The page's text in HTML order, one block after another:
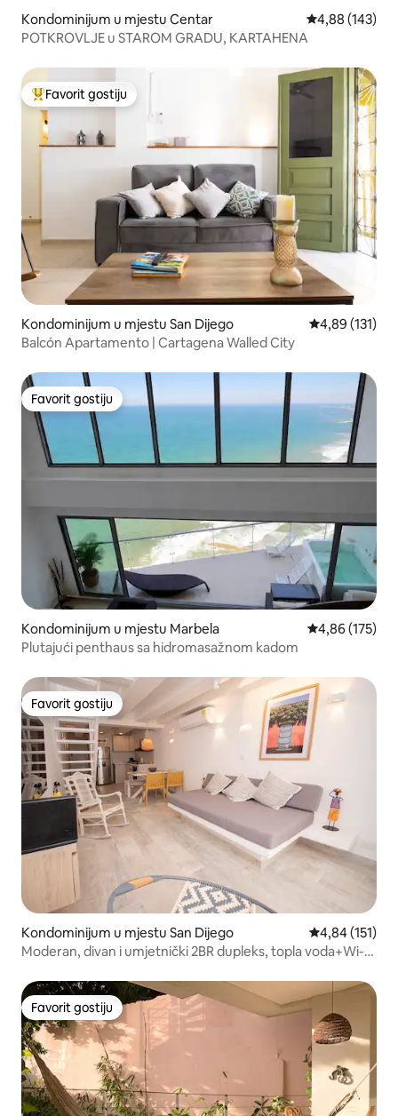
Kondominijum u mjestu Centar prosječna
4,88 (143)
POTKROVLJE u STAROM GRADU, KARTAHENA
Glavni favorit gostiju
Favorit gostiju
Kondominijum u mjestu San Dijego prosječna
4,89 (131)
Balcón Apartamento | Cartagena Walled City
Favorit gostiju
Favorit gostiju
Kondominijum u mjestu Marbela prosječna
4,86 (175)
Plutajući penthaus sa hidromasažnom kadom
Favorit gostiju
Favorit gostiju
Kondominijum u mjestu San Dijego prosječna
4,84 (151)
Moderan, divan i umjetnički 2BR dupleks, topla voda+Wi-
Favorit gostiju
Favorit gostiju